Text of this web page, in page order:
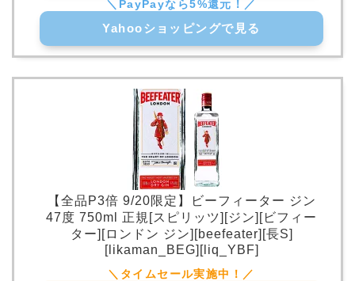
Yahooショッピングで見る
【全品P3倍 9/20限定】ビーフィーター ジン
47度 750ml 正規[スピリッツ][ジン][ビフィー
ター][ロンドン ジン][beefeater][長S]
[likaman_BEG][liq_YBF]